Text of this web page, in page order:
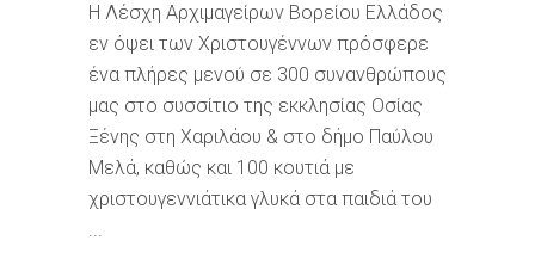
Η Λέσχη Αρχιμαγείρων Βορείου Ελλάδος
εν όψει των Χριστουγέννων πρόσφερε
ένα πλήρες μενού σε 300 συνανθρώπους
μας στο συσσίτιο της εκκλησίας Οσίας
Ξένης στη Χαριλάου & στο δήμο Παύλου
Μελά, καθώς και 100 κουτιά με
χριστουγεννιάτικα γλυκά στα παιδιά του